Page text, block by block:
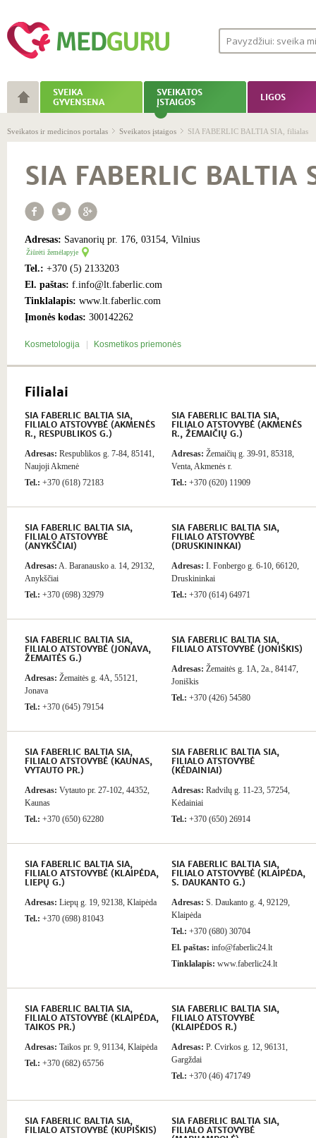
SVEIKA
GYVENSENA
SVEIKATOS
ĮSTAIGOS
LIGOS
Sveikatos ir medicinos portalas Sveikatos įstaigos SIA FABERLIC BALTIA SIA, filialas
SIA FABERLIC
Adresas: Savanorių pr. 176, 03154, Vilnius
Žiūrėti žemėlapyje
Tel.: +370 (5) 2133203
El. paštas: f.info@lt.faberlic.com
Tinklalapis: www.lt.faberlic.com
Įmonės kodas: 300142262
Kosmetologija Kosmetikos priemonės
Filialai
SIA FABERLIC BALTIA SIA,
FILIALO ATSTOVYBĖ (AKMENĖS
R., RESPUBLIKOS G.)
Adresas: Respublikos g. 7-84, 85141,
Naujoji Akmenė
Tel.: +370 (618) 72183
SIA FABERLIC BALTIA SIA,
FILIALO ATSTOVYBĖ (AKMENĖS
R., ŽEMAIČIŲ G.)
Adresas: Žemaičių g. 39-91, 85318,
Venta, Akmenės r.
Tel.: +370 (620) 11909
SIA FABERLIC BALTIA SIA,
FILIALO ATSTOVYBĖ
(ANYKŠČIAI)
Adresas: A. Baranausko a. 14, 29132,
Anykščiai
Tel.: +370 (698) 32979
SIA FABERLIC BALTIA SIA,
FILIALO ATSTOVYBĖ
(DRUSKININKAI)
Adresas: I. Fonbergo g. 6-10, 66120,
Druskininkai
Tel.: +370 (614) 64971
SIA FABERLIC BALTIA SIA,
FILIALO ATSTOVYBĖ (JONAVA,
ŽEMAITĖS G.)
Adresas: Žemaitės g. 4A, 55121,
Jonava
Tel.: +370 (645) 79154
SIA FABERLIC BALTIA SIA,
FILIALO ATSTOVYBĖ (JONIŠKIS)
Adresas: Žemaitės g. 1A, 2a., 84147,
Joniškis
Tel.: +370 (426) 54580
SIA FABERLIC BALTIA SIA,
FILIALO ATSTOVYBĖ (KAUNAS,
VYTAUTO PR.)
Adresas: Vytauto pr. 27-102, 44352,
Kaunas
Tel.: +370 (650) 62280
SIA FABERLIC BALTIA SIA,
FILIALO ATSTOVYBĖ
(KĖDAINIAI)
Adresas: Radvilų g. 11-23, 57254,
Kėdainiai
Tel.: +370 (650) 26914
SIA FABERLIC BALTIA SIA,
FILIALO ATSTOVYBĖ (KLAIPĖDA,
LIEPŲ G.)
Adresas: Liepų g. 19, 92138, Klaipėda
Tel.: +370 (698) 81043
SIA FABERLIC BALTIA SIA,
FILIALO ATSTOVYBĖ (KLAIPĖDA,
S. DAUKANTO G.)
Adresas: S. Daukanto g. 4, 92129,
Klaipėda
Tel.: +370 (680) 30704
El. paštas: info@faberlic24.lt
Tinklalapis: www.faberlic24.lt
SIA FABERLIC BALTIA SIA,
FILIALO ATSTOVYBĖ (KLAIPĖDA,
TAIKOS PR.)
Adresas: Taikos pr. 9, 91134, Klaipėda
Tel.: +370 (682) 65756
SIA FABERLIC BALTIA SIA,
FILIALO ATSTOVYBĖ
(KLAIPĖDOS R.)
Adresas: P. Cvirkos g. 12, 96131,
Gargždai
Tel.: +370 (46) 471749
SIA FABERLIC BALTIA SIA,
FILIALO ATSTOVYBĖ (KUPIŠKIS)
SIA FABERLIC BALTIA SIA,
FILIALO ATSTOVYBĖ